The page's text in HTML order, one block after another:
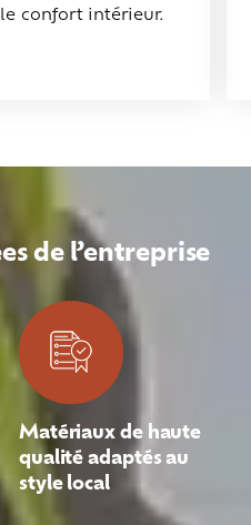
confort intérieur.
de l’entreprise
Matériaux de haute
qualité adaptés au
style local